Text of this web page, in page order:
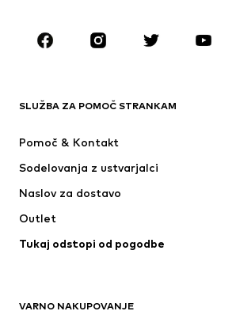
Dodatki
Premium
Novo
Perilo
Plašči
Kopalke & Kopalna moda
SLUŽBA ZA POMOČ STRANKAM
Pomoč & Kontakt
Sodelovanja z ustvarjalci
Naslov za dostavo
Outlet
Tukaj odstopi od pogodbe
VARNO NAKUPOVANJE